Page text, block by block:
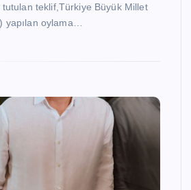
teklif,Türkiye Büyük Millet
yapılan oylama…